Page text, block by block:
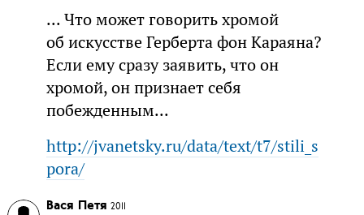
... Что может говорить хромой
об искусстве Герберта фон Караяна?
Если ему сразу заявить, что он
хромой, он признает себя
побежденным...
http://jvanetsky.ru/data/text/t7/stili_s
pora/
Вася Петя 2011